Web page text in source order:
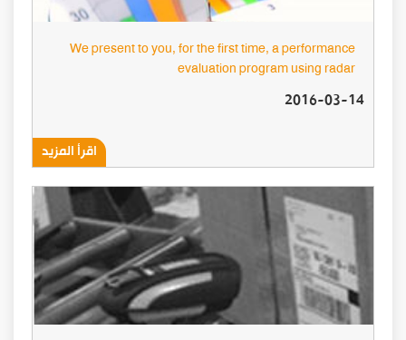
We present to you, for the first time, a performance
evaluation program using radar
2016-03-14
اقرأ المزيد